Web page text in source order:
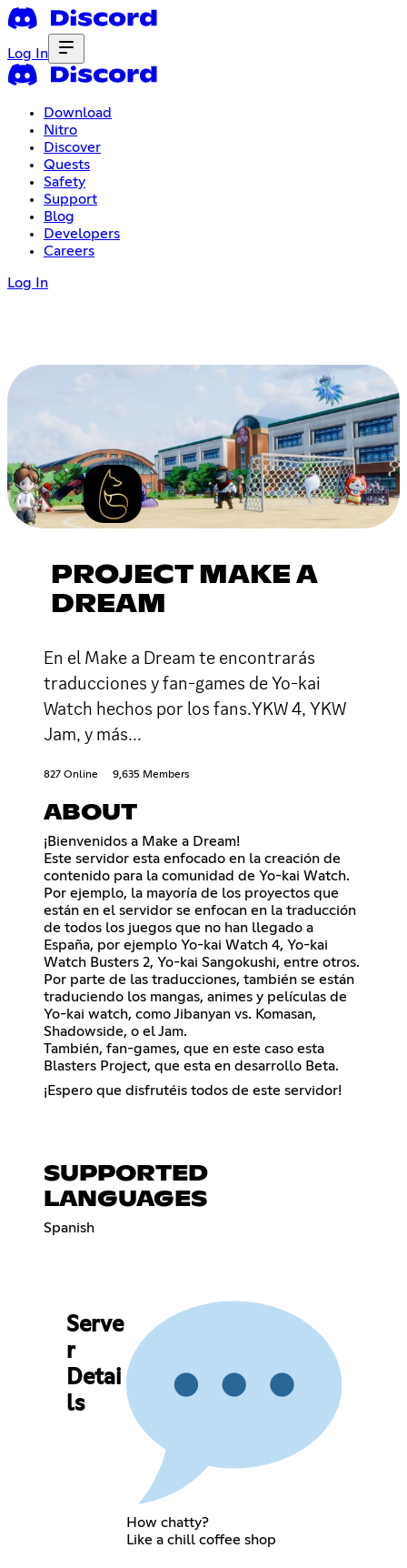
Log In
Download
Nitro
Discover
Quests
Safety
Support
Blog
Developers
Careers
Log In
PROJECT MAKE A
DREAM
En el Make a Dream te encontrarás
traducciones y fan-games de Yo-kai
Watch hechos por los fans.YKW 4, YKW
Jam, y más...
827 Online 9,635 Members
ABOUT
¡Bienvenidos a Make a Dream!
Este servidor esta enfocado en la creación de
contenido para la comunidad de Yo-kai Watch.
Por ejemplo, la mayoría de los proyectos que
están en el servidor se enfocan en la traducción
de todos los juegos que no han llegado a
España, por ejemplo Yo-kai Watch 4, Yo-kai
Watch Busters 2, Yo-kai Sangokushi, entre otros.
Por parte de las traducciones, también se están
traduciendo los mangas, animes y películas de
Yo-kai watch, como Jibanyan vs. Komasan,
Shadowside, o el Jam.
También, fan-games, que en este caso esta
Blasters Project, que esta en desarrollo Beta.
¡Espero que disfrutéis todos de este servidor!
SUPPORTED
LANGUAGES
Spanish
Serve
r
Detai
ls
How chatty?
Like a chill coffee shop